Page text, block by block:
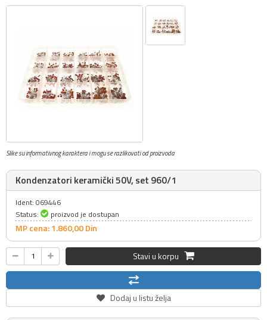
Slike su informativnog karaktera i mogu se razlikovati od proizvoda
Kondenzatori keramički 50V, set 960/1
Ident: 069446
Status:
proizvod je dostupan
MP cena: 1.860,00Din
Stavi u korpu
Dodaj u listu želja